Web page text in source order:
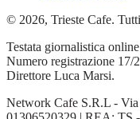
© 2026, Trieste Cafe.
Testata giornalistica
Numero registrazione
Direttore Luca Marsi.
Network Cafe S.R.L - Via